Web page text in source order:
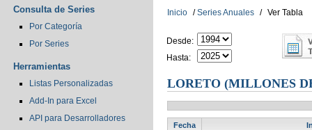
Consulta de Series
Por Categoría
Por Series
Herramientas
Listas Personalizadas
Add-In para Excel
API para Desarrolladores
Inicio / Series Anuales / Ver Tabla
Desde:
Hasta:
LORETO (MILLONES
Fecha